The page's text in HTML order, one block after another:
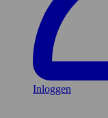
Inloggen